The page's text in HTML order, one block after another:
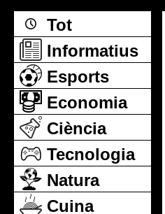
Tot
Informatius
Esports
Economia
Ciència
Tecnologia
Natura
Cuina